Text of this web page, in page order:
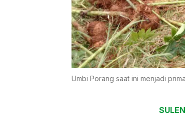
Umbi Porang saat ini menjadi